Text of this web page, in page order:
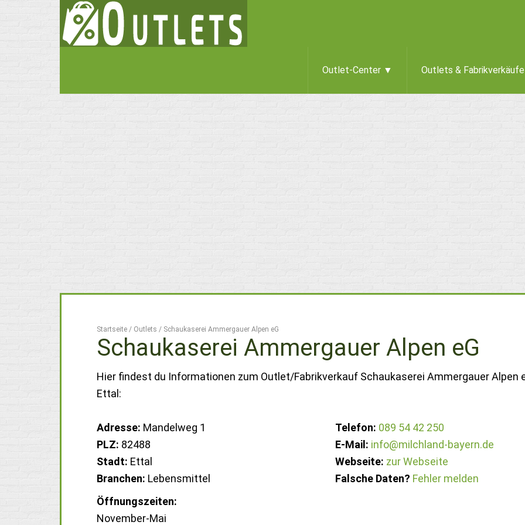
Outlet-Center ▼ Outlets &
Startseite / Outlets / Schaukaserei Ammergauer Alpen eG
Schaukaserei Ammergauer Alpen eG
Hier findest du Informationen zum Outlet/Fabrikverkauf Schaukaserei Ammergauer Alpen
Ettal:
Adresse: Mandelweg 1
PLZ: 82488
Stadt: Ettal
Branchen: Lebensmittel
Telefon: 089 54 42 250
E-Mail: info@milchland-bayern.de
Webseite: zur Webseite
Falsche Daten? Fehler melden
Öffnungszeiten:
November-Mai